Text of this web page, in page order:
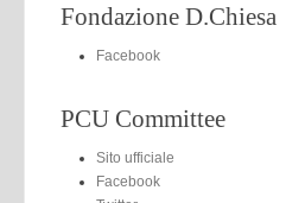
Fondazione D.Chiesa
Facebook
PCU Committee
Sito ufficiale
Facebook